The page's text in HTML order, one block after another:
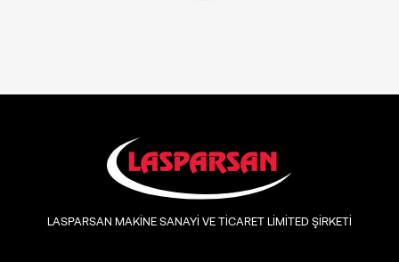
LASPARSAN MAKİNE SANAYİ VE TİCARET LİMİTED ŞİRKETİ